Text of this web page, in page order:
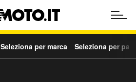
Seleziona per marca Seleziona per